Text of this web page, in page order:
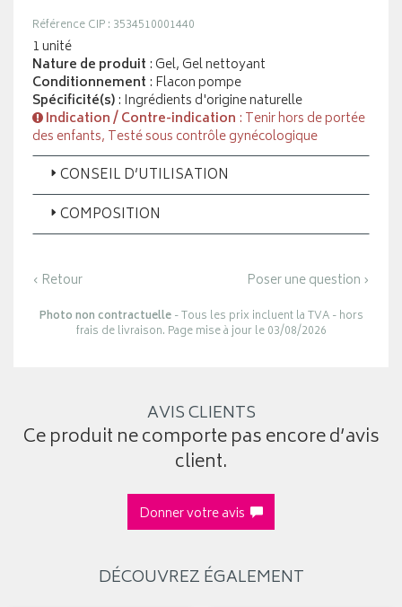
Référence CIP : 3534510001440
1 unité
Nature de produit : Gel, Gel nettoyant
Conditionnement : Flacon pompe
Spécificité(s): Ingrédients d'origine naturelle
Indication / Contre-indication : Tenir hors de portée
des enfants, Testé sous contrôle gynécologique
CONSEIL D’UTILISATION
COMPOSITION
‹ Retour Poser une question ›
Photo non contractuelle- Tous les prix incluent la TVA - hors
frais de livraison. Page mise à jour le 03/08/2026
AVIS CLIENTS
Ce produit ne comporte pas encore d’avis
client.
Donner votre avis
DÉCOUVREZ ÉGALEMENT